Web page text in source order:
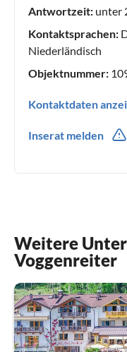
Antwortzeit: unter
Kontaktsprachen:
Niederländisch
Objektnummer:
Kontaktdaten
Inserat melden
Weitere
Voggenreiter